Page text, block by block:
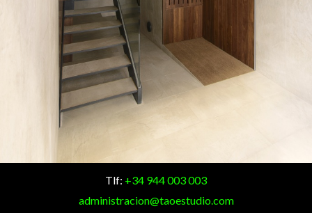
Tlf: +34 944 003 003
administracion@taoestudio.com